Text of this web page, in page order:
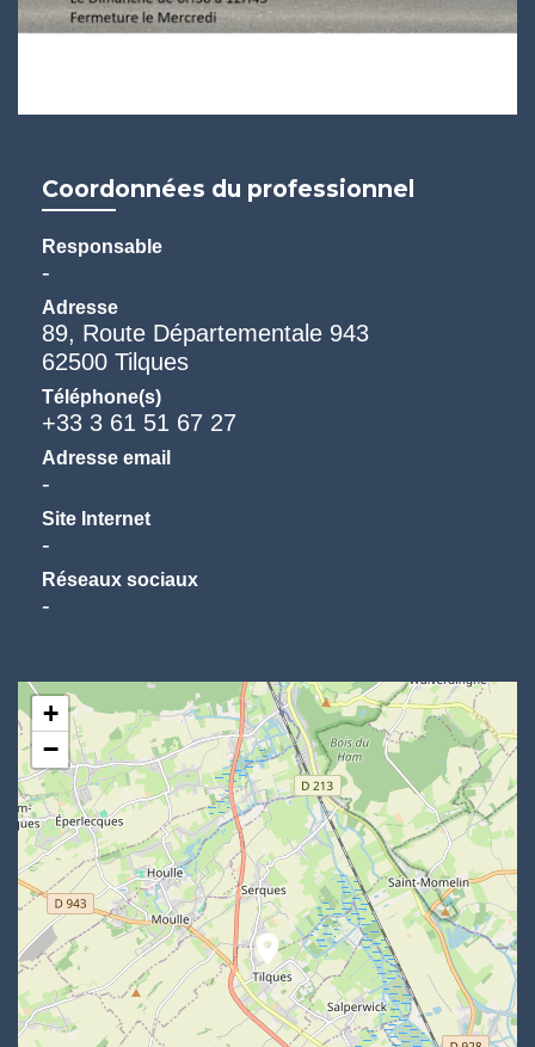
Coordonnées du professionnel
Responsable
-
Adresse
89, Route Départementale 943
62500 Tilques
Téléphone(s)
+33 3 61 51 67 27
Adresse email
-
Site Internet
-
Réseaux sociaux
-
location_on
+
−